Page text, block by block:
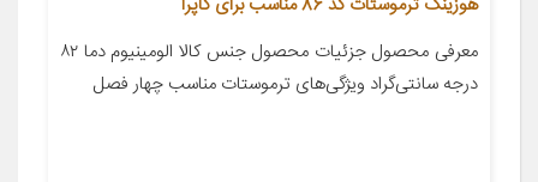
معرفی محصول جزئیات محصول جنس کالا الومینیوم دما ۸۲
درجه سانتی‌گراد ویژگی‌های ترموستات مناسب چهار فصل